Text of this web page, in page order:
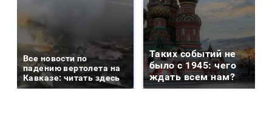
Все новости по
падению вертолета на
Кавказе: читать здесь
Таких событий не
было с 1945: чего
ждать всем нам?